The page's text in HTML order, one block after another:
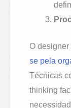
O
se pela
Técnicas
thinking